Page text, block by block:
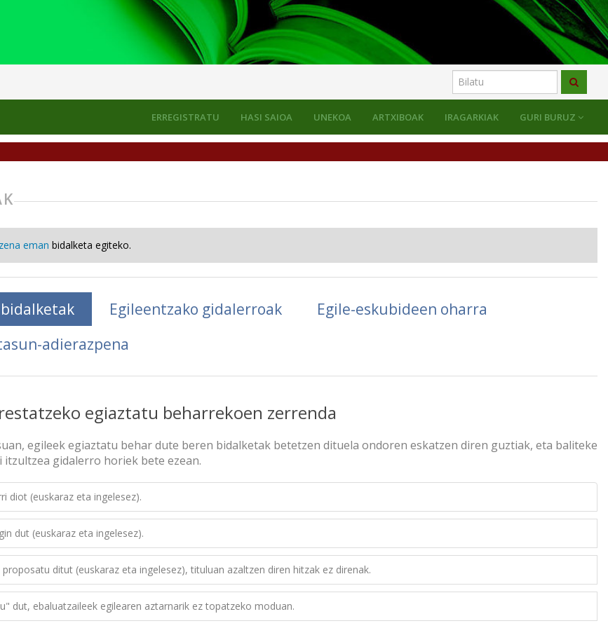
UNEKOA ARTXIBOAK IRAGARKIAK GURI BURUZ
ERREGISTRATU HASI SAIOA
eman bidalketa egiteko.
Egileentzako gidalerroak
Egile-eskubideen oharra
adierazpena
egiaztatu beharrekoen zerrenda
egileek egiaztatu behar dute beren bidalketak betetzen dituela ondoren eskatzen diren guztiak, eta baliteke
itzultzea gidalerro horiek bete ezean.
diot (euskaraz eta ingelesez).
dut (euskaraz eta ingelesez).
proposatu ditut (euskaraz eta ingelesez), tituluan azaltzen diren hitzak ez direnak.
dut, ebaluatzaileek egilearen aztarnarik ez topatzeko moduan.